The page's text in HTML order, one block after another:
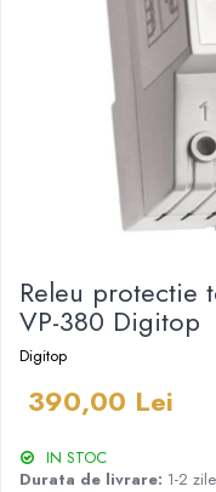
Corpuri de iluminat
interior/exterior
Accesorii pentru
Senzori de miscare,
Releu protectie
VP-380 Digitop
Digitop
390,00 Lei
IN STOC
Durata de livrare: 1-2 zile